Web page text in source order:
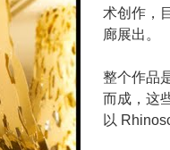
术创作，
廊展出。
整个作品
而成，这
以